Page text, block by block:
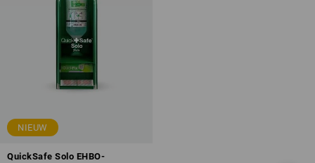
NIEUW
QuickSafe Solo EHBO-